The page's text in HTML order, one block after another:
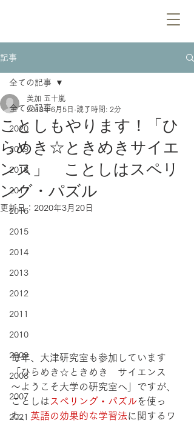
記事
全ての記事
2020
2019
2018
2017
2016
2015
2014
2013
2012
2011
2010
2009
2008
2007
2021
全ての記事
ことしもやります！「ひ
らめき☆ときめきサイエ
ンス」 ことしはスペリ
ング・パズル
美加 五十嵐
2018年6月5日 読了時間: 2分
更新日： 2020年3月20日
毎年、大津研究室も参加しています
「ひらめき☆ときめき　サイエンス
～ようこそ大学の研究室へ」ですが、
ことしは スペリング・パズルを使っ
た、 英語の効果的な学習法に関するワ